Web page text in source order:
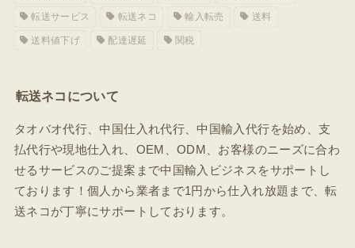
転送サービス 転送ネコ 輸入転売 送料
送料値下げ 配達遅延 関税
転送ネコについて
タオバオ代行、中国仕入れ代行、中国輸入代行を始め、支
払代行や現地仕入れ、OEM、ODM、お客様のニーズに合わ
せるサービスのご提案まで中国輸入ビジネスをサポートし
ております！個人から業者まで1円から仕入れ放題まで、転
送ネコが丁寧にサポートしております。